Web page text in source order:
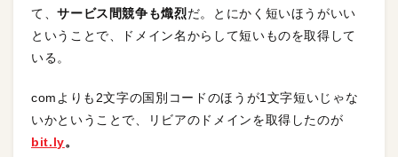
て、サービス間競争も熾烈だ。とにかく短いほうがいい
ということで、ドメイン名からして短いものを取得して
いる。
comよりも2文字の国別コードのほうが1文字短いじゃな
いかということで、リビアのドメインを取得したのが
bit.ly。